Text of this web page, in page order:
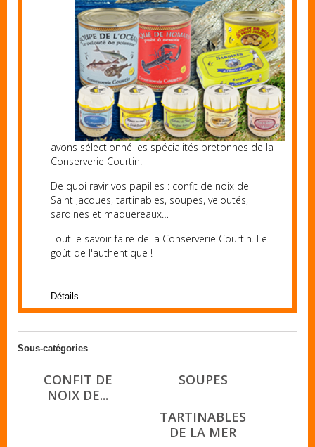
avons sélectionné les spécialités bretonnes de la
Conserverie Courtin.
De quoi ravir vos papilles : confit de noix de
Saint Jacques, tartinables, soupes, veloutés,
sardines et maquereaux…
Tout le savoir-faire de la Conserverie Courtin. Le
goût de l'authentique !
Détails
Sous-catégories
CONFIT DE
NOIX DE...
SOUPES
TARTINABLES
DE LA MER